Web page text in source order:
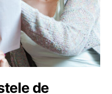
de